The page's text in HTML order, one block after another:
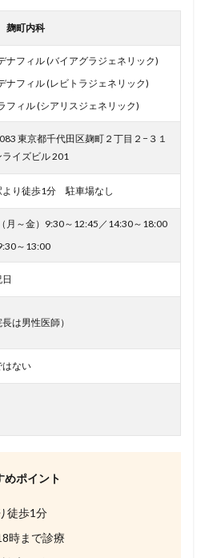
麹町内科
ナフィル (バイアグラジェネリック)
ナフィル (レビトラジェネリック)
フィル (シアリスジェネリック)
東京都千代田区麹町２丁目２−３１
イズビル 201
より徒歩1分 駐車場なし
月～金）9:30～12:45／14:30～18:00
～13:00
は男性医師）
はない
めポイント
徒歩1分
時まで診療